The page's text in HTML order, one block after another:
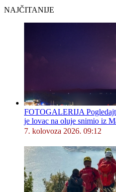
NAJČITANIJE
FOTOGALERIJA
je lovac na oluje snimio iz
7. kolovoza 2026. 09:12